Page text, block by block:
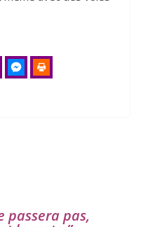
pas­se­ra pas,